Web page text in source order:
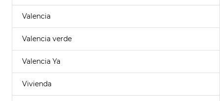
Valencia
Valencia verde
Valencia Ya
Vivienda